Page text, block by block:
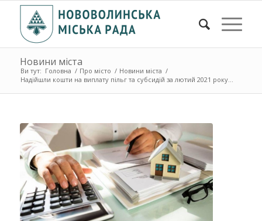
Новини міста
Ви тут: Головна / Про місто / Новини міста /
Надійшли кошти на виплату пільг та субсидій за лютий 2021 року...